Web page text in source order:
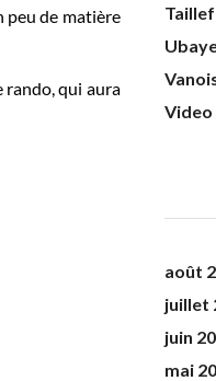
peu de matière
rando, qui aura
Video
août
juillet
juin
mai